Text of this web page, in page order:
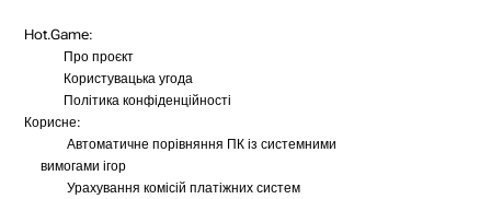
Hot.Game:
Про проєкт
Користувацька угода
Політика конфіденційності
Корисне:
Автоматичне порівняння ПК із системними
вимогами ігор
Урахування комісій платіжних систем